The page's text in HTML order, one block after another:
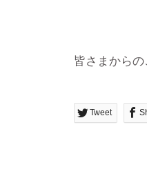
皆さまから
Tweet